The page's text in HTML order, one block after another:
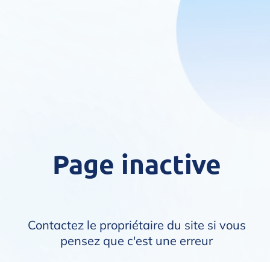
Page inactive
Contactez le propriétaire du site si vous
pensez que c'est une erreur